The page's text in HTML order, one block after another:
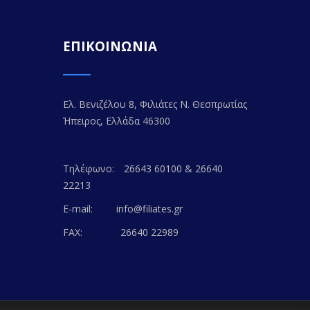
ΕΠΙΚΟΙΝΩΝΙΑ
Ελ. Βενιζέλου 8, Φιλιάτες Ν. Θεσπρωτίας
Ήπειρος, Ελλάδα 46300
Τηλέφωνο:
26643 60100 & 26640
22213
E-mail:
info@filiates.gr
FAX:
26640 22989